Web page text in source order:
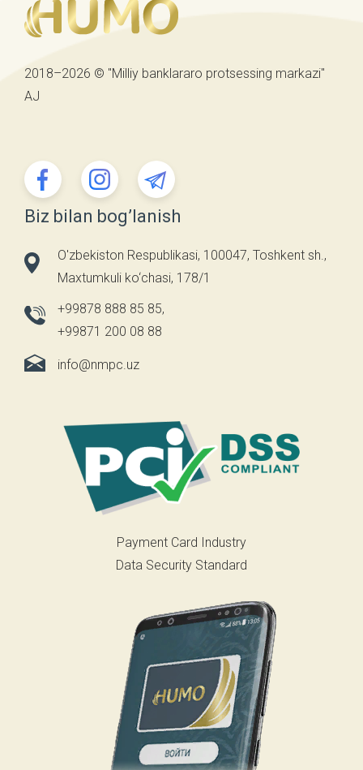
2018–2026 © "Milliy banklararo protsessing markazi"
AJ
Biz bilan bog’lanish
O'zbekiston Respublikasi, 100047, Toshkent sh.,
Maxtumkuli ko‘chasi, 178/1
+99878 888 85 85,
+99871 200 08 88
info@nmpc.uz
Payment Card Industry
Data Security Standard